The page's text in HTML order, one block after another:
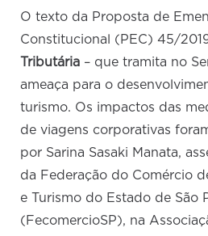
O texto da Proposta de
Constitucional (PEC) 45/
Tributária – que tramita no
ameaça para o
turismo. Os impactos das
de viagens corporativas
por Sarina Sasaki Manata,
da Federação do Comércio
e Turismo do Estado de São
(FecomercioSP), na